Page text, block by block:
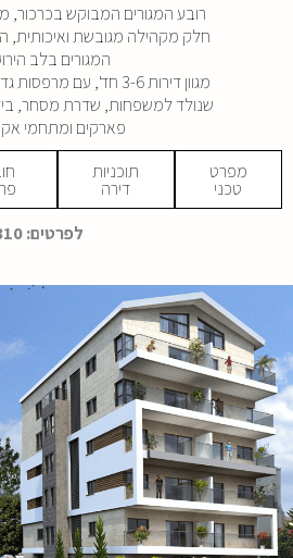
רובע המגורים המבוקש בכרכור,
חלק מקהילה מגובשת ואיכותית,
המגורים בלב
מגוון דירות 3-6 חד', עם
שנולד למשפחות, שדרת מסחר,
פארקים ומתחמי
מפרט
טכני
תוכניות
דירה
קובץ
PDFלפרטים: 9310*